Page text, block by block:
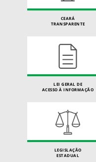
CEARÁ
TRANSPARENTE
LEI GERAL DE
ACESSO À INFORMAÇÃO
LEGISLAÇÃO
ESTADUAL